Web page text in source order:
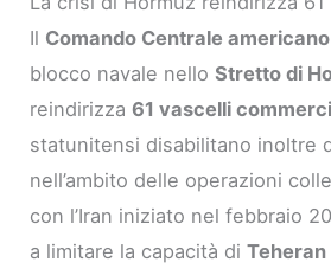
Il Comando Centrale americano
blocco navale nelloStretto di
reindirizza61 vascelli
statunitensi disabilitano inoltre
nell’ambito delle operazioni
con l’Iran iniziato nel febbraio
a limitare la capacità diTeheran